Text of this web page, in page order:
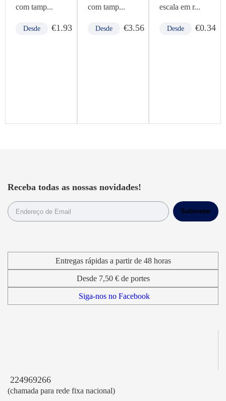
com tamp...
Desde €1.93
com tamp...
Desde €3.56
escala em r...
Desde €0.34
Receba todas as nossas novidades!
Entregas rápidas a partir de 48 horas
Desde 7,50 € de portes
Siga-nos no Facebook
224969266
(chamada para rede fixa nacional)